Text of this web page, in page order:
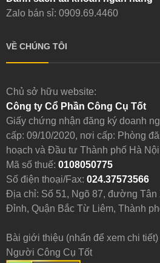
Zalo bán sỉ: 0909.69.4460
VỀ CHÚNG TÔI
Chủ sở hữu website:
Công ty Cổ Phần Công Cụ Tốt
Giấy chứng nhận đăng ký doanh
cấp: 09/10/2020, nơi cấp: Phòng
hoạch và Đầu tư Thành phố Hà Nội
Mã số thuế: 0108050775
Số điện thoại/Fax: 024.37573566
Địa chỉ: Số 51, Ngõ 87, đường
Đỉnh, Quận Bắc Từ Liêm, Thành
Bài giới thiệu (nhấn để xem chi tiết)
Người Công Cụ Tốt